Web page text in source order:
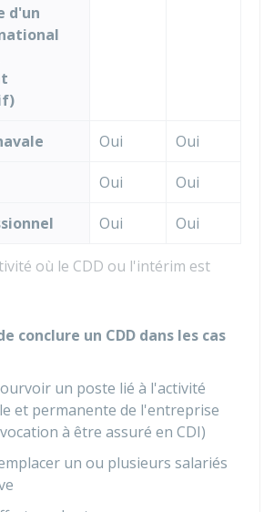
où le CDD ou l'intérim est
d'un
Oui Oui
Oui Oui
Oui Oui
conclure un CDD dans les cas
un poste lié à l'activité
et permanente de l'entreprise
à être assuré en CDI)
un ou plusieurs salariés